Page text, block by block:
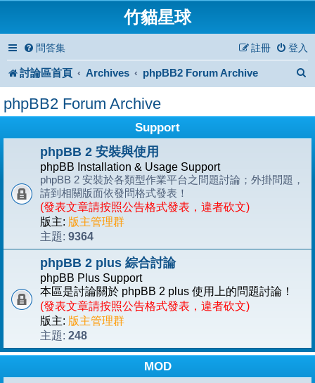
竹貓星球
問答集 登入
註冊
討論區首頁 Archives phpBB2 Forum Archive
phpBB2 Forum Archive
Support
phpBB 2 安裝與使用
phpBB Installation & Usage Support
phpBB 2 安裝於各類型作業平台之問題討論；外掛問題，
請到相關版面依發問格式發表！
(發表文章請按照公告格式發表，違者砍文)
版主: 版主管理群
主題: 9364
phpBB 2 plus 綜合討論
phpBB Plus Support
本區是討論關於 phpBB 2 plus 使用上的問題討論！
(發表文章請按照公告格式發表，違者砍文)
版主: 版主管理群
主題: 248
MOD